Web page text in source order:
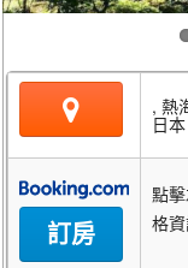
, 熱
日本
訂房
點
格